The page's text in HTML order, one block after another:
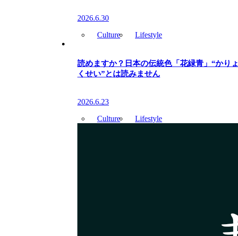
2026.6.30
Culture
Lifestyle
読めますか？日本の伝統色「花緑青」“かりょ
くせい”とは読みません
2026.6.23
Culture
Lifestyle